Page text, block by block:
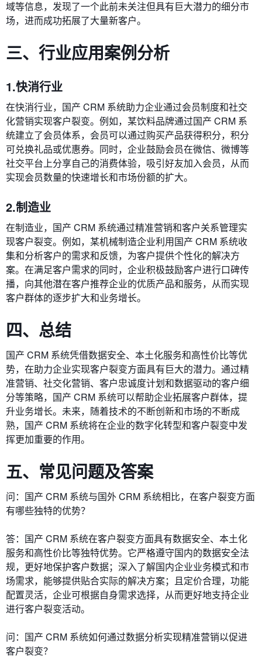
域等信息，发现了一个此前未关注但具有巨大潜力的细分市
场，进而成功拓展了大量新客户。
三、行业应用案例分析
1.快消行业
在快消行业，国产 CRM 系统助力企业通过会员制度和社交
化营销实现客户裂变。例如，某饮料品牌通过国产 CRM 系
统建立了会员体系，会员可以通过购买产品获得积分，积分
可兑换礼品或优惠券。同时，企业鼓励会员在微信、微博等
社交平台上分享自己的消费体验，吸引好友加入会员，从而
实现会员数量的快速增长和市场份额的扩大。
2.制造业
在制造业，国产 CRM 系统通过精准营销和客户关系管理实
现客户裂变。例如，某机械制造企业利用国产 CRM 系统收
集和分析客户的需求和反馈，为客户提供个性化的解决方
案。在满足客户需求的同时，企业积极鼓励客户进行口碑传
播，向其他潜在客户推荐企业的优质产品和服务，从而实现
客户群体的逐步扩大和业务增长。
四、总结
国产 CRM 系统凭借数据安全、本土化服务和高性价比等优
势，在助力企业实现客户裂变方面具有巨大的潜力。通过精
准营销、社交化营销、客户忠诚度计划和数据驱动的客户细
分等策略，国产 CRM 系统可以帮助企业拓展客户群体，提
升业务增长。未来，随着技术的不断创新和市场的不断成
熟，国产 CRM 系统将在企业的数字化转型和客户裂变中发
挥更加重要的作用。
五、常见问题及答案
问：国产 CRM 系统与国外 CRM 系统相比，在客户裂变方面
有哪些独特的优势？
答：国产 CRM 系统在客户裂变方面具有数据安全、本土化
服务和高性价比等独特优势。它严格遵守国内的数据安全法
规，更好地保护客户数据；深入了解国内企业业务模式和市
场需求，能够提供贴合实际的解决方案；且定价合理，功能
配置灵活，企业可根据自身需求选择，从而更好地支持企业
进行客户裂变活动。
问：国产 CRM 系统如何通过数据分析实现精准营销以促进
客户裂变？